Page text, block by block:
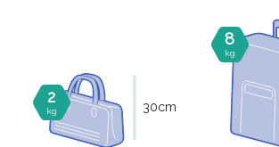
2
kg 30cm
8
kg